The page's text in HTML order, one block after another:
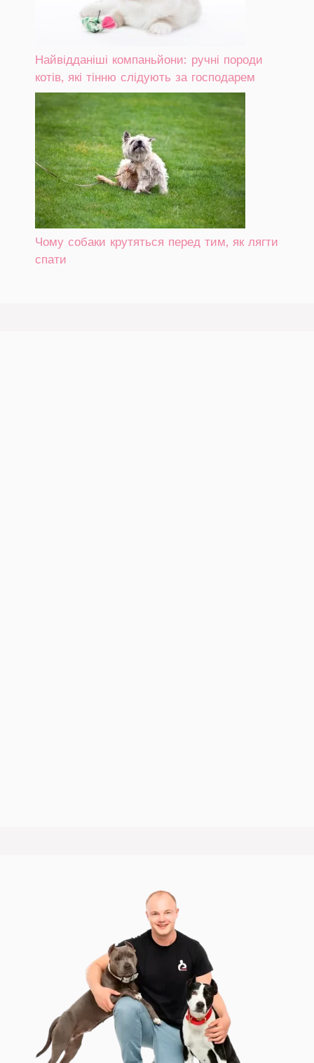
Найвідданіші компаньйони: ручні породи
котів, які тінню слідують за господарем
Чому собаки крутяться перед тим, як лягти
спати